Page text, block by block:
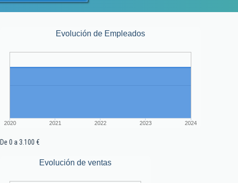
Evolución de Empleados
2020 2021 2022 2023 2024
De 0 a 3.100 €
Evolución de ventas